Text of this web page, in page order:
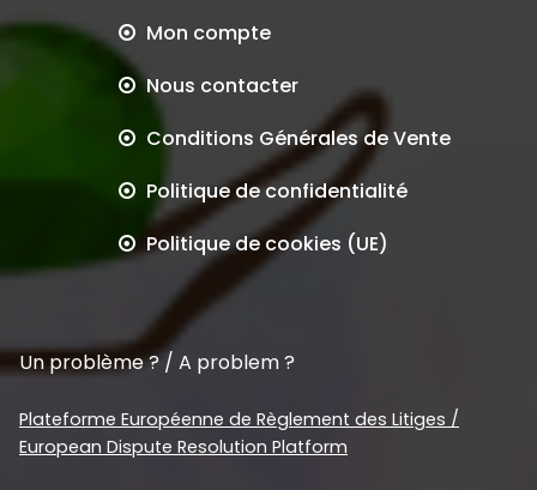
Mon compte
Nous contacter
Conditions Générales de Vente
Politique de confidentialité
Politique de cookies (UE)
Un problème ? / A problem ?
Plateforme Européenne de Règlement des Litiges /
European Dispute Resolution Platform